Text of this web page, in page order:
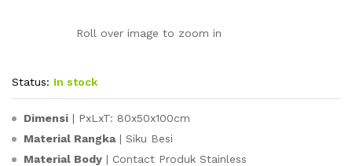
Roll over image to zoom in
Status: In stock
Dimensi | PxLxT: 80x50x100cm
Material Rangka| Siku Besi
Material Body | Contact Produk Stainless